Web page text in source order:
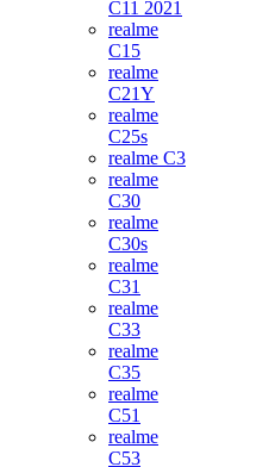
C11 2021
realme
C15
realme
C21Y
realme
C25s
realme C3
realme
C30
realme
C30s
realme
C31
realme
C33
realme
C35
realme
C51
realme
C53